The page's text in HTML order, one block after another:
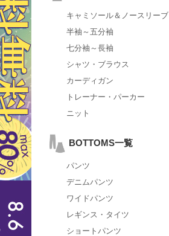
キャミソール＆ノースリーブ
半袖～五分袖
七分袖～長袖
シャツ・ブラウス
カーディガン
トレーナー・パーカー
ニット
BOTTOMS一覧
パンツ
デニムパンツ
ワイドパンツ
レギンス・タイツ
ショートパンツ